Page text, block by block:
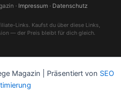
· Impressum · Datenschutz
Links. Kaufst du über diese Links,
— der Preis bleibt für dich gleich.
Magazin | Präsentiert von SEO